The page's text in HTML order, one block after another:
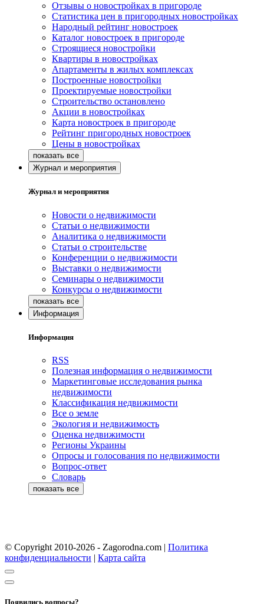
Отзывы о новостройках в пригороде
Статистика цен в пригородных новостройках
Народный рейтинг новостроек
Каталог новостроек в пригороде
Строящиеся новостройки
Квартиры в новостройках
Апартаменты в жилых комплексах
Построенные новостройки
Проектируемые новостройки
Строительство остановлено
Акции в новостройках
Карта новостроек в пригороде
Рейтинг пригородных новостроек
Цены в новостройках
Журнал и мероприятия
Журнал и мероприятия
Новости о недвижимости
Статьи о недвижимости
Аналитика о недвижимости
Статьи о строительстве
Конференции о недвижимости
Выставки о недвижимости
Семинары о недвижимости
Конкурсы о недвижимости
Информация
Информация
RSS
Полезная информация о недвижимости
Маркетинговые исследования рынка
недвижимости
Классификация недвижимости
Все о земле
Экология и недвижимость
Оценка недвижимости
Регионы Украины
Опросы и голосования по недвижимости
Вопрос-ответ
Словарь
© Copyright 2010-2026 - Zagorodna.com | Политика
конфиденциальности | Карта сайта
Появились вопросы?